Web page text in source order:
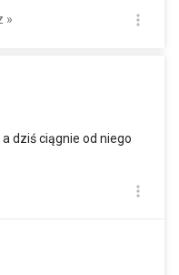
»
dziś ciągnie od niego